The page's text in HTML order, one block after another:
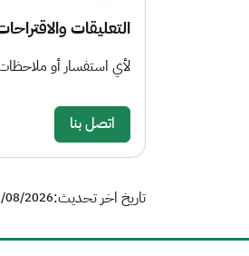
التعليقات
لأي استفسار أو
اتصل بنا
تاريخ اخر تحديث:2026 - 09:15